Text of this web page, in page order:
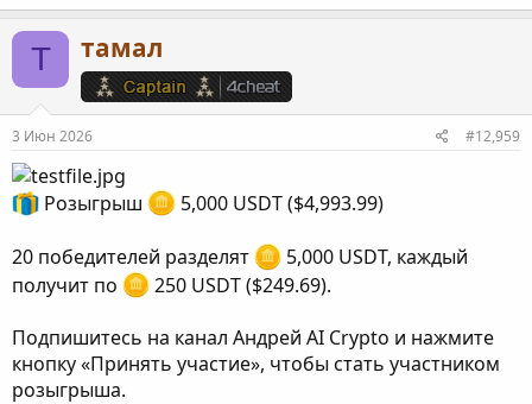
Т тамал
3 Июн 2026 #12,959
Розыгрыш 5,000 USDT ($4,993.99)
20 победителей разделят
5,000 USDT, каждый
получит по
250 USDT ($249.69).
Подпишитесь на канал Андрей AI Crypto и нажмите
кнопку «Принять участие», чтобы стать участником
розыгрыша.